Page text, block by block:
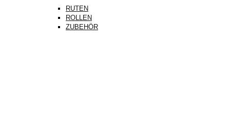
RUTEN
ROLLEN
ZUBEHÖR